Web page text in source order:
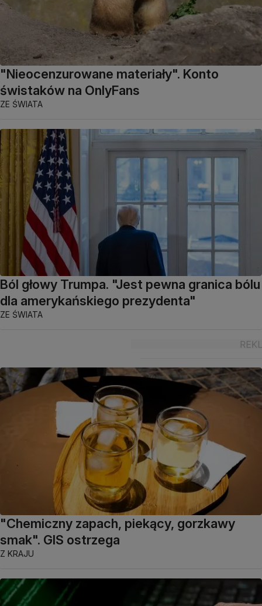
"Nieocenzurowane materiały". Konto
świstaków na OnlyFans
ZE ŚWIATA
Ból głowy Trumpa. "Jest pewna granica bólu
dla amerykańskiego prezydenta"
ZE ŚWIATA
"Chemiczny zapach, piekący, gorzkawy
smak". GIS ostrzega
Z KRAJU